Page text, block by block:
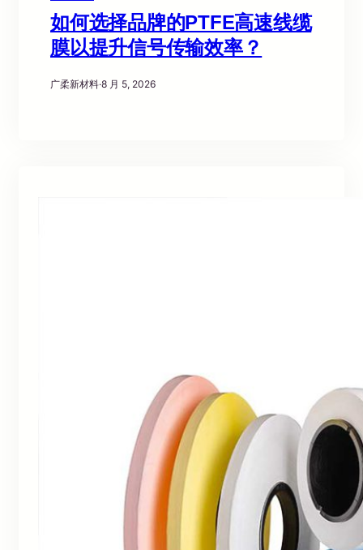
如何选择品牌的PTFE高速线缆
膜以提升信号传输效率？
广柔新材料·8 月 5, 2026